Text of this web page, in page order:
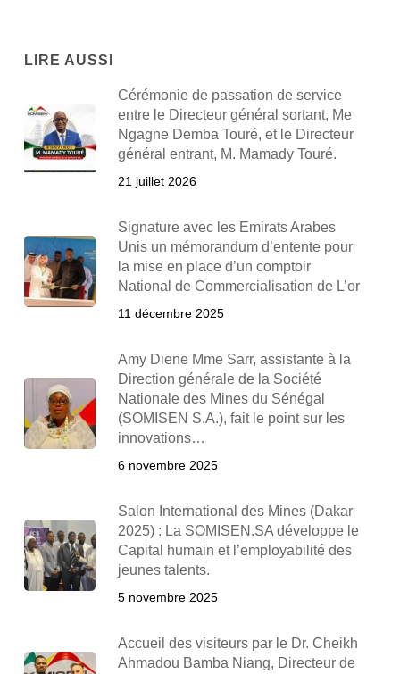
LIRE AUSSI
Cérémonie de passation de service
entre le Directeur général sortant, Me
Ngagne Demba Touré, et le Directeur
général entrant, M. Mamady Touré.
21 juillet 2026
Signature avec les Emirats Arabes
Unis un mémorandum d’entente pour
la mise en place d’un comptoir
National de Commercialisation de L’or
11 décembre 2025
Amy Diene Mme Sarr, assistante à la
Direction générale de la Société
Nationale des Mines du Sénégal
(SOMISEN S.A.), fait le point sur les
innovations…
6 novembre 2025
Salon International des Mines (Dakar
2025) : La SOMISEN.SA développe le
Capital humain et l’employabilité des
jeunes talents.
5 novembre 2025
Accueil des visiteurs par le Dr. Cheikh
Ahmadou Bamba Niang, Directeur de